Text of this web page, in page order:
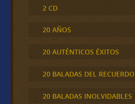
2 CD
20 AÑOS
20 AUTÉNTICOS ÉXITOS
20 BALADAS DEL RECUERDO
20 BALADAS INOLVIDABLES